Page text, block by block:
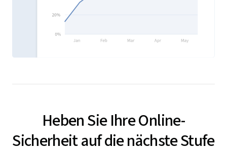
Heben Sie Ihre Online-
Sicherheit auf die nächste Stufe